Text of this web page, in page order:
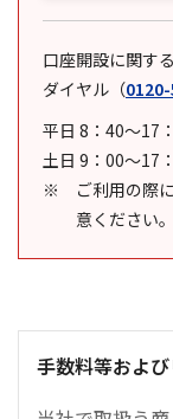
口座開設に関す
ダイヤル （
平日 8：40～17
土日 9：00～17
ご利用の際
意ください。
手数料等およ